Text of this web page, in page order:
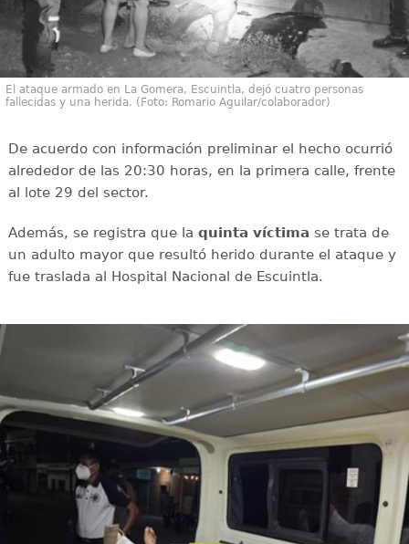
El ataque armado en La Gomera, Escuintla, dejó cuatro personas
fallecidas y una herida. (Foto: Romario Aguilar/colaborador)
De acuerdo con información preliminar el hecho ocurrió
alrededor de las 20:30 horas, en la primera calle, frente
al lote 29 del sector.
Además, se registra que la quinta víctima se trata de
un adulto mayor que resultó herido durante el ataque y
fue traslada al Hospital Nacional de Escuintla.